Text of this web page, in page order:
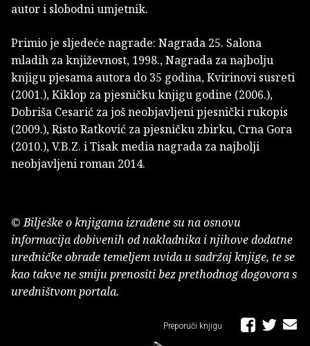
autor i slobodni umjetnik.
Primio je sljedeće nagrade: Nagrada 25. Salona
mladih za književnost, 1998., Nagrada za najbolju
knjigu pjesama autora do 35 godina, Kvirinovi susreti
(2001.), Kiklop za pjesničku knjigu godine (2006.),
Dobriša Cesarić za još neobjavljeni pjesnički rukopis
(2009.), Risto Ratković za pjesničku zbirku, Crna Gora
(2010.), V.B.Z. i Tisak media nagrada za najbolji
neobjavljeni roman 2014.
© Bilješke o knjigama izrađene su na osnovu
informacija dobivenih od nakladnika i njihove dodatne
uredničke obrade temeljem uvida u sadržaj knjige, te se
kao takve ne smiju prenositi bez prethodnog dogovora s
uredništvom portala.
Preporuči knjigu